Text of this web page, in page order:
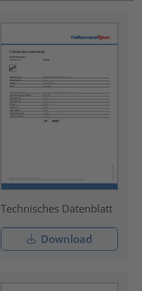
Technisches Datenblatt
Download